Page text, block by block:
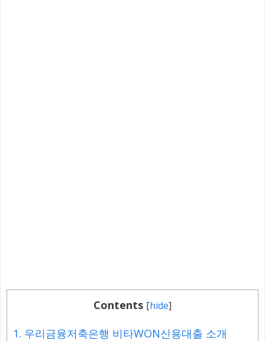
Contents [hide]
1. 우리금융저축은행 비타WON신용대출 소개